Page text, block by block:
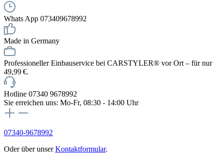
Whats App 073409678992
Made in Germany
Professioneller Einbauservice bei CARSTYLER® vor Ort – für nur
49,99 €.
Hotline 07340 9678992
Sie erreichen uns: Mo-Fr, 08:30 - 14:00 Uhr
07340-9678992
Oder über unserKontaktformular.